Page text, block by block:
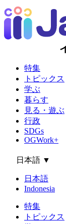
特集
トピックス
学ぶ
暮らす
見る・遊ぶ
行政
SDGs
OGWork+
日本語 ▼
日本語
Indonesia
特集
トピックス